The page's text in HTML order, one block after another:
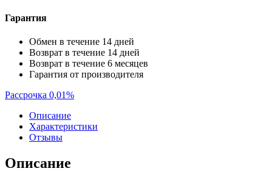
Гарантия
Обмен в течение 14 дней
Возврат в течение 14 дней
Возврат в течение 6 месяцев
Гарантия от производителя
Рассрочка 0,01%
Описание
Характеристики
Отзывы
Описание